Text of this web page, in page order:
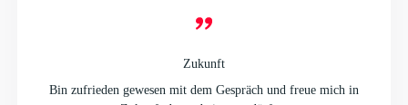
Zukunft
Bin zufrieden gewesen mit dem Gespräch und freue mich in